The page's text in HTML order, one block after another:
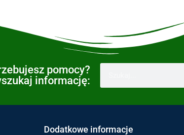
pomocy?
informację:
Dodatkowe informacje